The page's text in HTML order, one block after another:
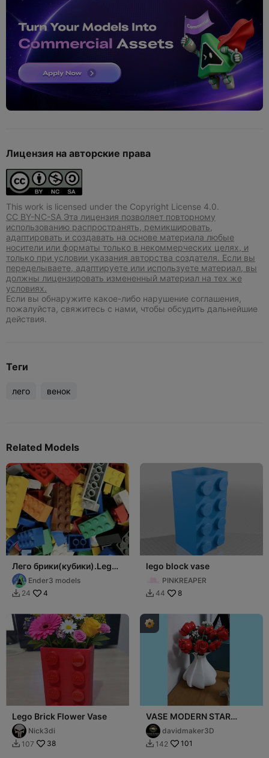
Лицензия на авторские права
This work is licensed under the Copyright License 4.0.
CC BY-NC-SA Эта лицензия позволяет повторному
использованию распространять, ремикшировать,
адаптировать и создавать на основе материала любые
носители или форматы только в некоммерческих целях, и
только при условии указания авторства создателя. Если вы
переделываете, адаптируете или используете материал, вы
должны лицензировать измененный материал на тех же
условиях.
Если вы обнаружите какое-либо нарушение соглашения,
пожалуйста, свяжитесь с нами, чтобы обсудить дальнейшие
действия.
Теги
лего венок
Related Models
Лего брики(кубики).Lego
bricks.Ender3 models
 24 4
lego block vase
PINKREAPER
 44 8
Lego Brick Flower Vase
Nick3di
 107 38
VASE MODERN STAR
FLOREAL LEGO
davidmaker3D
 142 101